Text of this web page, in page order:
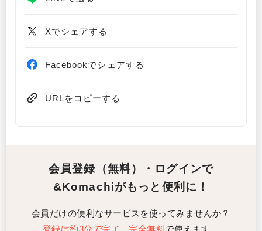
Xでシェアする
Facebookでシェアする
URLをコピーする
会員登録（無料）・ログインで
&Komachiがもっと便利に！
会員だけの便利なサービスを使ってみませんか？